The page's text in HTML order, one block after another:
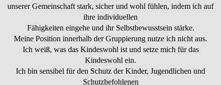
unserer Gemeinschaft stark, sicher und wohl fühlen, indem ich auf
ihre individuellen
Fähigkeiten eingehe und ihr Selbstbewusstsein stärke.
Meine Position innerhalb der Gruppierung nutze ich nicht aus.
Ich weiß, was das Kindeswohl ist und setze mich für das
Kindeswohl ein.
Ich bin sensibel für den Schutz der Kinder, Jugendlichen und
Schutzbefohlenen